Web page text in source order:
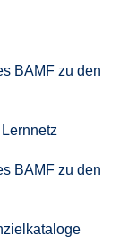
BAMF zu den
BAMF zu den